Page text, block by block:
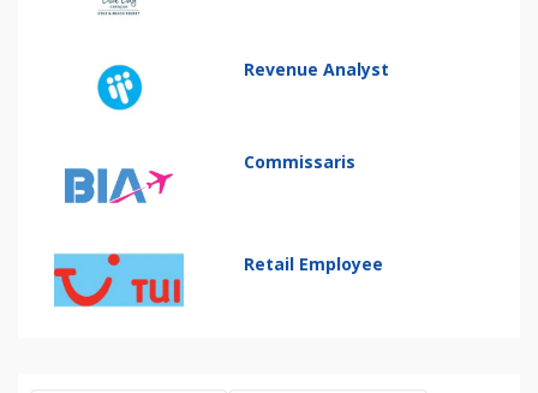
Revenue Analyst
Commissaris
Retail Employee